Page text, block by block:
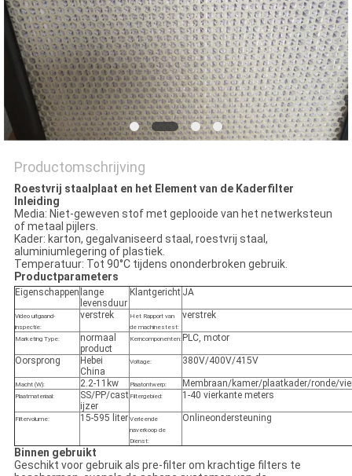
Productomschrijving
Roestvrij staalplaat en het Element van de Kaderfilter
Inleiding
Media: Niet-geweven stof met geplooide van het netwerksteun
of metaal pijlers.
Kader: karton, gegalvaniseerd staal, roestvrij staal,
aluminiumlegering of plastiek.
Temperatuur: Tot 90°C tijdens ononderbroken gebruik.
Productparameters
Eigenschappen lange
levensduur
Klantgericht JA
Video uitgaand-
inspectie:
verstrek
Het Rapport van
de machinestest:
verstrek
Marketing Type:
normaal
product
Kerncomponenten: PLC, motor
Oorsprong
Hebei
China
Voltage: 380V/400V/415V
Macht (W): 2.2-11kw Plaatontwerp: Membraan/kamer/plaatkader/ronde/
Plaatmateriaal:
SS/PP/cast
ijzer
Filtergebied: 1-40 vierkante meters
Filtervolume: 15-595 liter Verleende
naverkoop de
Dienst:
Onlineondersteuning
Binnen gebruikt
Geschikt voor gebruik als pre-filter om krachtige filters te